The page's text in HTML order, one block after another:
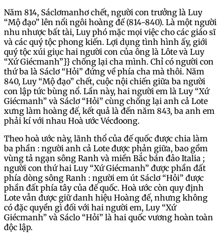
Năm 814, Sáclơmanhơ chết, người con trưởng là Luy
“Mộ đạo” lên nổi ngôi hoàng đế (814-840). Là một người
nhu nhược bất tài, Luy phó mặc mọi việc cho các giáo sĩ
và các quý tộc phong kiến. Lợi dụng tình hình ấy, giới
quý tộc xúi giục hai người con của ông là Lôte và Luy
“Xứ Giécmanh”}} chống lại cha mình. Chỉ có người con
thứ ba là Sáclơ “Hỏi” đứng về phía cha mà thôi. Năm
840, Luy “Mộ đạo” chết, cuộc nội chiến giữa ba người
con lập tức bùng nổ. Lần này, hai người em là Luy “Xứ
Giécmanh” và Sáclơ “Hỏi” cùng chống lại anh cả Lote
xưng làm hoàng đế, kết quả là đến năm 843, ba anh em
phải kí với nhau Hoà ước Vécđoong.
Theo hoà ước này, lãnh thổ của đế quốc được chia làm
ba phần : người anh cả Lote được phản giữa, bao gồm
vùng tả ngạn sông Ranh và miền Bắc bán đảo Italia ;
người con thứ hai Luy “Xứ Giécmanh” được phần đất
phía dòng sông Ranh : người em út Sáclơ “Hỏi” được
phần đất phía tây của đế quốc. Hoà ước còn quy định
Lote vẫn được giữ danh hiệu Hoàng đế, nhưng không
có đặc quyền gì đối với hai người em, Luy “Xứ
Giécmanh” và Sáclo “Hỏi” là hai quốc vương hoàn toàn
độc lập.